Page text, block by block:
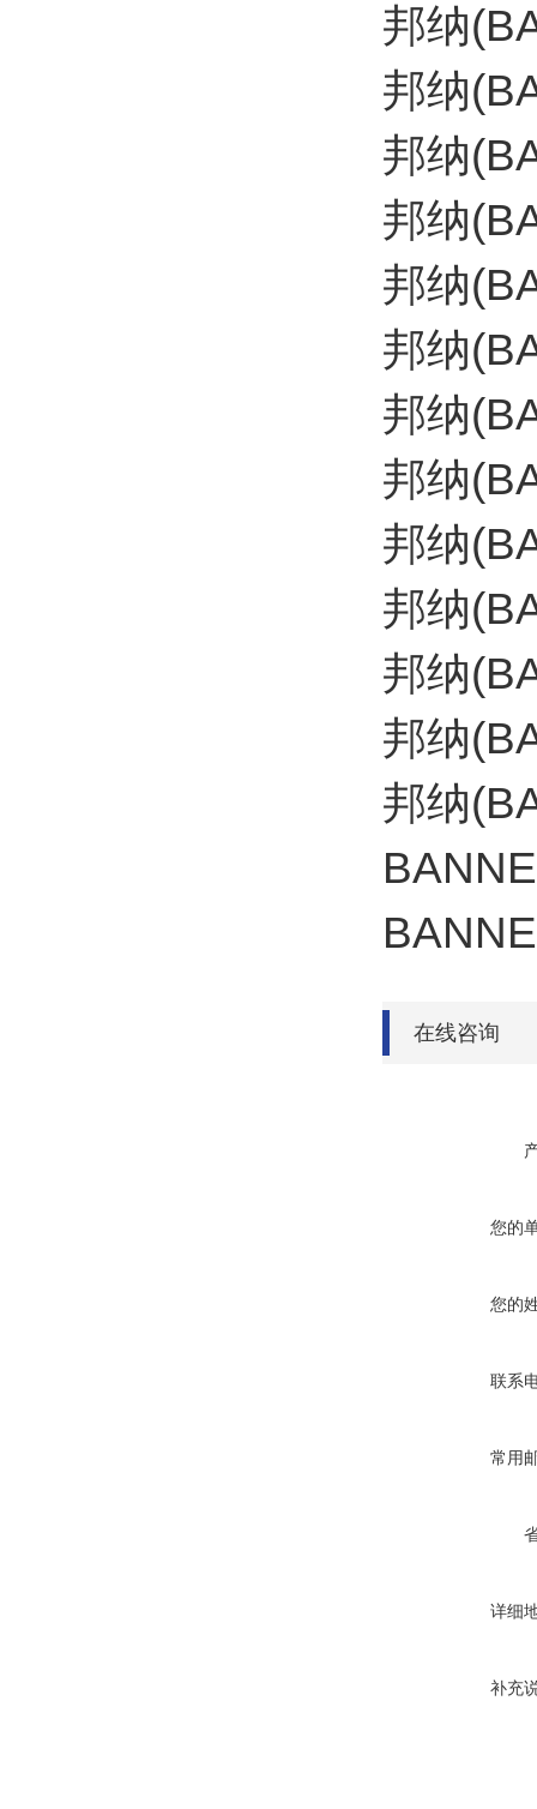
邦纳
邦纳
邦纳
邦纳
邦纳
邦纳
邦纳
邦纳
邦纳
邦纳
邦纳
邦纳
邦纳
在线咨询
您的
您的
联系
常用
详细
补充